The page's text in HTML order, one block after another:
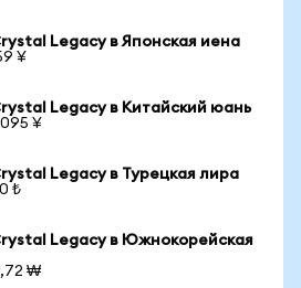
Legacy в Японская иена
¥
Legacy в Китайский юань
¥
Legacy в Турецкая лира
₺
Legacy в Южнокорейская
₩